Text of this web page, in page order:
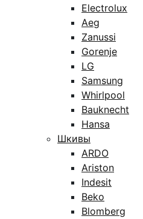
Electrolux
Aeg
Zanussi
Gorenje
LG
Samsung
Whirlpool
Bauknecht
Hansa
Шкивы
ARDO
Ariston
Indesit
Beko
Blomberg